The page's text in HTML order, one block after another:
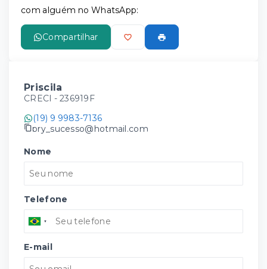
com alguém no WhatsApp:
Compartilhar
Priscila
CRECI - 236919F
(19) 9 9983-7136
pry_sucesso@hotmail.com
Nome
Telefone
E-mail